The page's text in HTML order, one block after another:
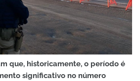
que, historicamente, o período é
significativo no número